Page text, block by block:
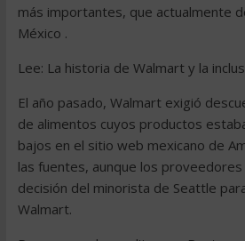
más importantes, que actualmente
México .
Lee: La historia de Walmart y la
El año pasado, Walmart exigió
de alimentos cuyos productos
bajos en el sitio web mexicano de
las fuentes, aunque los
decisión del minorista de Seattle
Walmart.